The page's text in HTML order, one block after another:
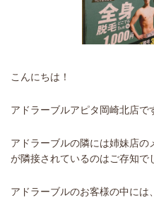
こんにちは！
アドラーブルアピタ岡崎北店で
アドラーブルの隣には姉妹店の
が隣接されているのはご存知で
アドラーブルのお客様の中に